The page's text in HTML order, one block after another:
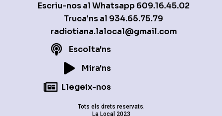
Escriu-nos al Whatsapp609.16.45.02
Truca’ns al 934.65.75.79
radiotiana.lalocal@gmail.com
Escolta'ns
Mira'ns
Llegeix-nos
Tots els drets reservats.
La Local 2023